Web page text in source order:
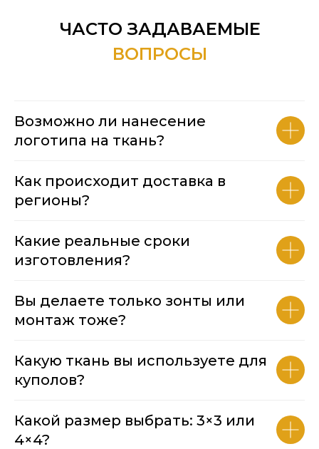
ЧАСТО ЗАДАВАЕМЫЕ
ВОПРОСЫ
Возможно ли нанесение
логотипа на ткань?
Как происходит доставка в
регионы?
Какие реальные сроки
изготовления?
Вы делаете только зонты или
монтаж тоже?
Какую ткань вы используете для
куполов?
Какой размер выбрать: 3×3 или
4×4?